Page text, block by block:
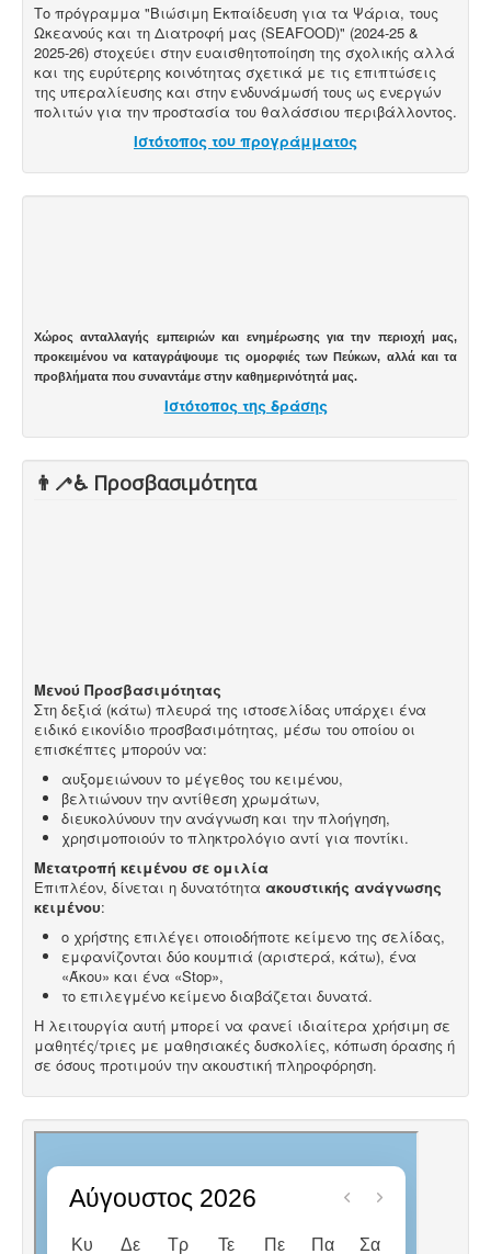
Το πρόγραμμα "Βιώσιμη Εκπαίδευση για τα Ψάρια, τους
Ωκεανούς και τη Διατροφή μας (SEAFOOD)" (2024-25 &
2025-26) στοχεύει στην ευαισθητοποίηση της σχολικής αλλά
και της ευρύτερης κοινότητας σχετικά με τις επιπτώσεις
της υπεραλίευσης και στην ενδυνάμωσή τους ως ενεργών
πολιτών για την προστασία του θαλάσσιου περιβάλλοντος.
Ιστότοπος του προγράμματος
Χώρος ανταλλαγής εμπειριών και ενημέρωσης για την περιοχή μας,
προκειμένου να καταγράψουμε τις ομορφιές των Πεύκων, αλλά και τα
προβλήματα που συναντάμε στην καθημερινότητά μας.
Ιστότοπος της δράσης
👨‍🦯♿️ Προσβασιμότητα
Μενού Προσβασιμότητας
Στη δεξιά (κάτω) πλευρά της ιστοσελίδας υπάρχει ένα
ειδικό εικονίδιο προσβασιμότητας, μέσω του οποίου οι
επισκέπτες μπορούν να:
αυξομειώνουν το μέγεθος του κειμένου,
βελτιώνουν την αντίθεση χρωμάτων,
διευκολύνουν την ανάγνωση και την πλοήγηση,
χρησιμοποιούν το πληκτρολόγιο αντί για ποντίκι.
Μετατροπή κειμένου σε ομιλία
Επιπλέον, δίνεται η δυνατότητα ακουστικής ανάγνωσης
κειμένου:
ο χρήστης επιλέγει οποιοδήποτε κείμενο της σελίδας,
εμφανίζονται δύο κουμπιά (αριστερά, κάτω), ένα
«Άκου» και ένα «Stop»,
το επιλεγμένο κείμενο διαβάζεται δυνατά.
Η λειτουργία αυτή μπορεί να φανεί ιδιαίτερα χρήσιμη σε
μαθητές/τριες με μαθησιακές δυσκολίες, κόπωση όρασης ή
σε όσους προτιμούν την ακουστική πληροφόρηση.